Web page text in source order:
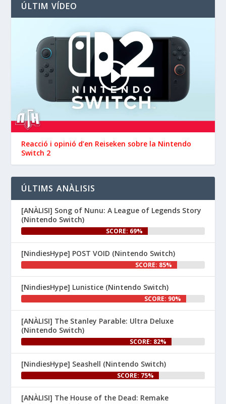
3
Nintenhype.Cat @nintenhype.cat
1m
📅 Devil May Cry V,
Wanderstop, Citizen Sleeper 2,
i molt més, aquesta setmana a
la Nintendo eShop de
#NintendoSwitch2
#NintendoSwitch.
👉
1
Nintenhype.Cat @nintenhype.cat
⋅
1m
El món dels videojocs: ⚡🔥💥💀
Nintendo:
ÚLTIM VÍDEO
Reacció i opinió d’en ‪Reiseken‬ sobre la Nintendo
Switch 2
ÚLTIMS ANÀLISIS
[ANÀLISI] Song of Nunu: A League of Legends Story
(Nintendo Switch)
SCORE: 69%
[NindiesHype] POST VOID (Nintendo Switch)
SCORE: 85%
[NindiesHype] Lunistice (Nintendo Switch)
SCORE: 90%
[ANÀLISI] The Stanley Parable: Ultra Deluxe
(Nintendo Switch)
SCORE: 82%
[NindiesHype] Seashell (Nintendo Switch)
SCORE: 75%
[ANÀLISI] The House of the Dead: Remake